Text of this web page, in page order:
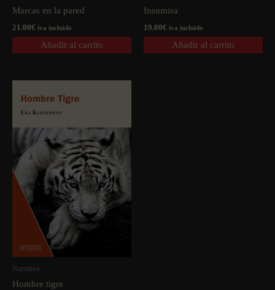
Marcas en la pared
21.00€ iva incluido
Añadir al carrito
Insumisa
19.00€ iva incluido
Añadir al carrito
Narrativa
Hombre tigre